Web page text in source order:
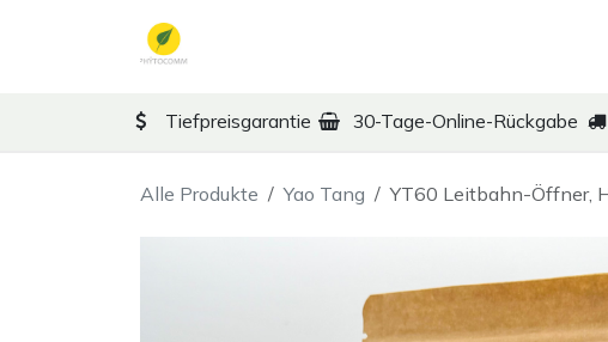
Tiefpreisgarantie 30-Tage-Online-Rückgabe
Alle Produkte Yao Tang YT60 Leitbahn-Öffner,